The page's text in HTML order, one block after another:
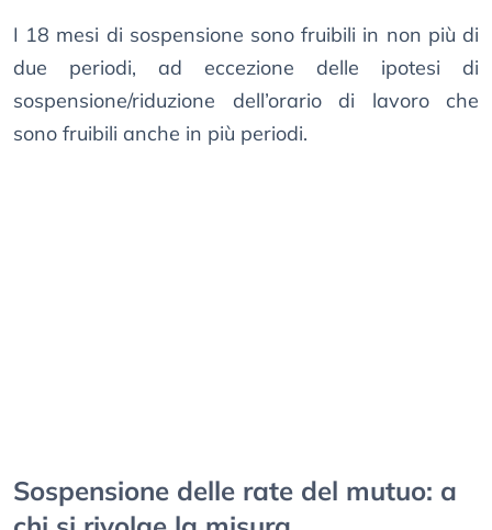
I 18 mesi di sospensione sono fruibili in non più di
due periodi, ad eccezione delle ipotesi di
sospensione/riduzione dell’orario di lavoro che
sono fruibili anche in più periodi.
Sospensione delle rate del mutuo: a